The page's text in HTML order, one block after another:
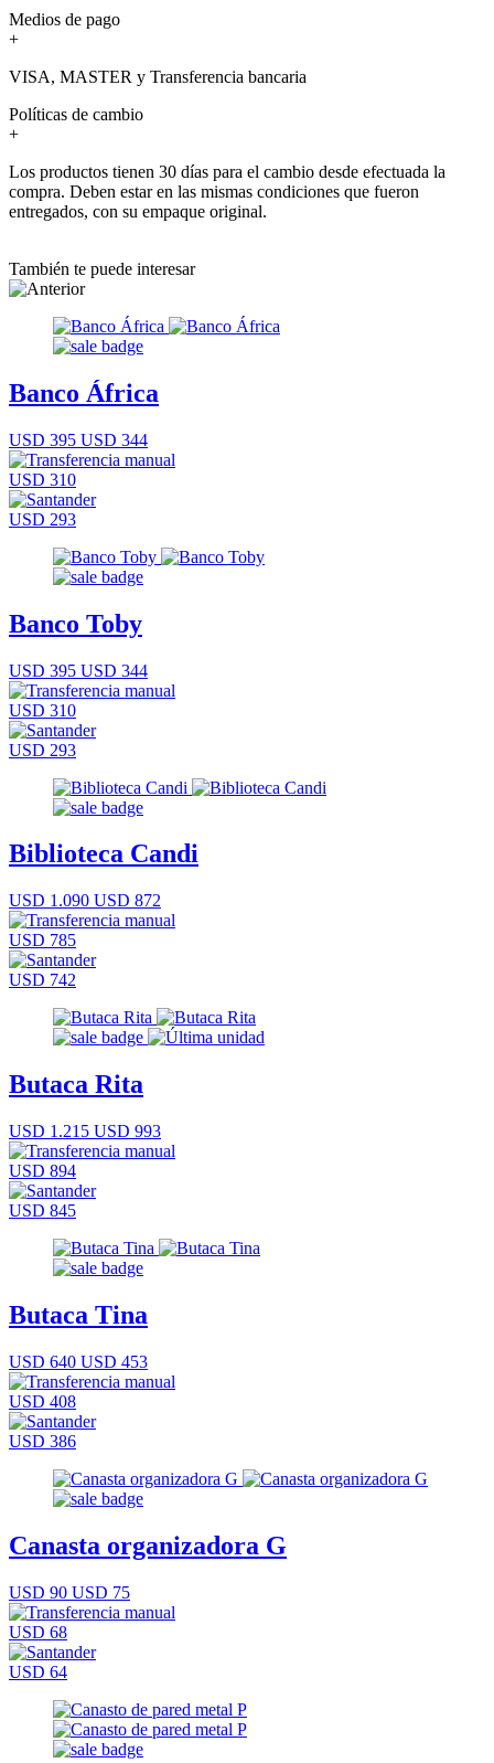
Medios de pago
+
VISA, MASTER y Transferencia bancaria
Políticas de cambio
+
Los productos tienen 30 días para el cambio desde efectuada la
compra. Deben estar en las mismas condiciones que fueron
entregados, con su empaque original.
También te puede interesar
Banco África
USD 395 USD 344
USD 310
USD 293
Banco Toby
USD 395 USD 344
USD 310
USD 293
Biblioteca Candi
USD 1.090 USD 872
USD 785
USD 742
Butaca Rita
USD 1.215 USD 993
USD 894
USD 845
Butaca Tina
USD 640 USD 453
USD 408
USD 386
Canasta organizadora G
USD 90 USD 75
USD 68
USD 64